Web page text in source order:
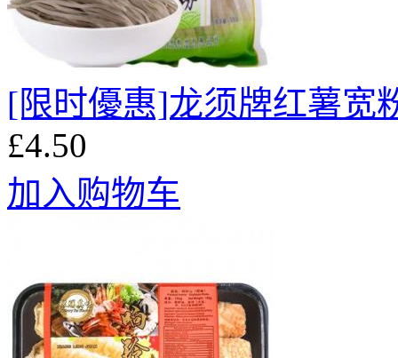
[限时優惠]龙须牌红薯宽
£4.50
加入购物车